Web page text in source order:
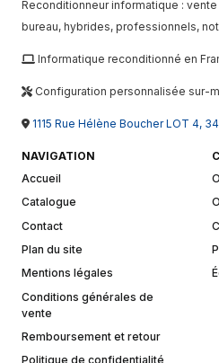
Reconditionneur informatique :
bureau, hybrides, professionnels,
Informatique reconditionné en
Configuration personnalisée sur-
1115 Rue Hélène Boucher LOT 4,
NAVIGATION
Accueil
Catalogue
Contact
Plan du site
Mentions légales
Conditions générales de
vente
Remboursement et retour
Politique de confidentialité